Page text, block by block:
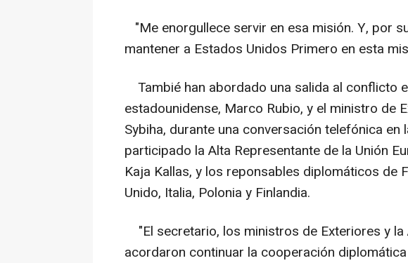
"Me enorgullece servir en esa misión. Y, por
mantener a Estados Unidos Primero en esta
Tambié han abordado una salida al conflicto
estadounidense, Marco Rubio, y el ministro de
Sybiha, durante una conversación telefónica en
participado la Alta Representante de la Unión
Kaja Kallas, y los reponsables diplomáticos de
Unido, Italia, Polonia y Finlandia.
"El secretario, los ministros de Exteriores y la
acordaron continuar la cooperación